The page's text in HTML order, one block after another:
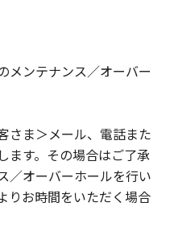
メンテナンス／オーバー
さま＞メール、電話また
ます。その場合はご了承
／オーバーホールを行い
りお時間をいただく場合